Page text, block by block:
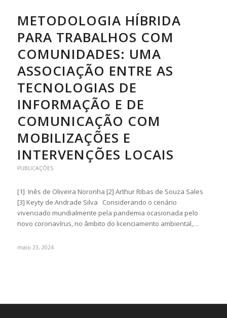
METODOLOGIA HÍBRIDA
PARA TRABALHOS COM
COMUNIDADES: UMA
ASSOCIAÇÃO ENTRE AS
TECNOLOGIAS DE
INFORMAÇÃO E DE
COMUNICAÇÃO COM
MOBILIZAÇÕES E
INTERVENÇÕES LOCAIS
PUBLICAÇÕES
[1] Inês de Oliveira Noronha [2] Arthur Ribas de Souza Sales
[3] Keyty de Andrade Silva Considerando o cenário
vivenciado mundialmente pela pandemia ocasionada pelo
novo coronavírus, no âmbito do licenciamento ambiental,…
maio 23, 2024